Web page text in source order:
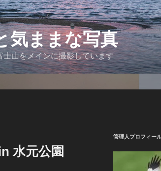
気ままな写真
山をメインに撮影しています
水元公園
管理人プロフィー